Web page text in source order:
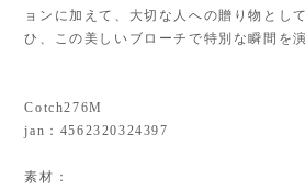
ョンに加えて、大切な人への贈り物とし
ひ、この美しいブローチで特別な瞬間を
Cotch276M
jan：4562320324397
素材：